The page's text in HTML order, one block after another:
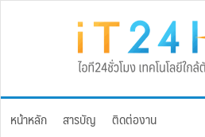
หน้าหลัก สารบัญ ติดต่องาน